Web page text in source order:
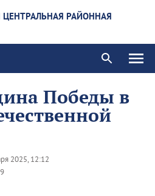
ЦЕНТРАЛЬНАЯ РАЙОННАЯ
Победы в
2025, 12:12